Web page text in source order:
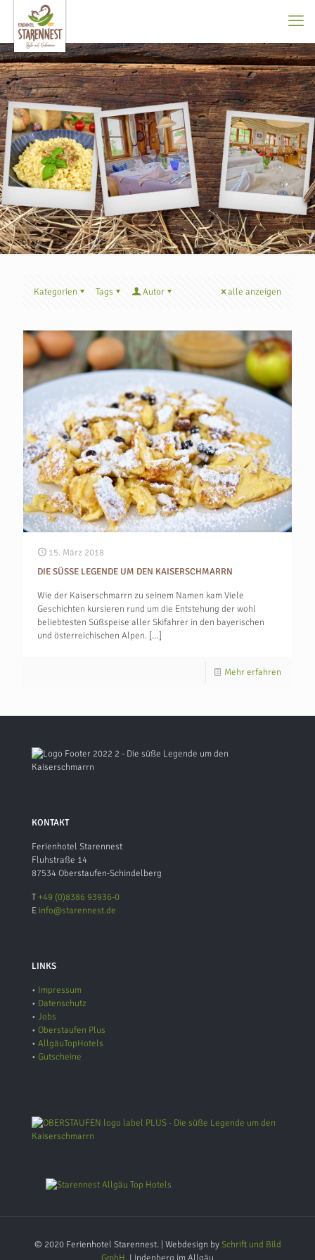
Kategorien Tags Autor alle anzeigen
15. März 2018
DIE SÜSSE LEGENDE UM DEN KAISERSCHMARRN
Wie der Kaiserschmarrn zu seinem Namen kam Viele
Geschichten kursieren rund um die Entstehung der wohl
beliebtesten Süßspeise aller Skifahrer in den bayerischen
und österreichischen Alpen. […]
Mehr erfahren
KONTAKT
Ferienhotel Starennest
Fluhstraße 14
87534 Oberstaufen-Schindelberg
T +49 (0)8386 93936-0
E info@starennest.de
LINKS
• Impressum
• Datenschutz
• Jobs
• Oberstaufen Plus
• AllgäuTopHotels
• Gutscheine
© 2020 Ferienhotel Starennest. | Webdesign by Schrift und Bild
GmbH, Lindenberg im Allgäu